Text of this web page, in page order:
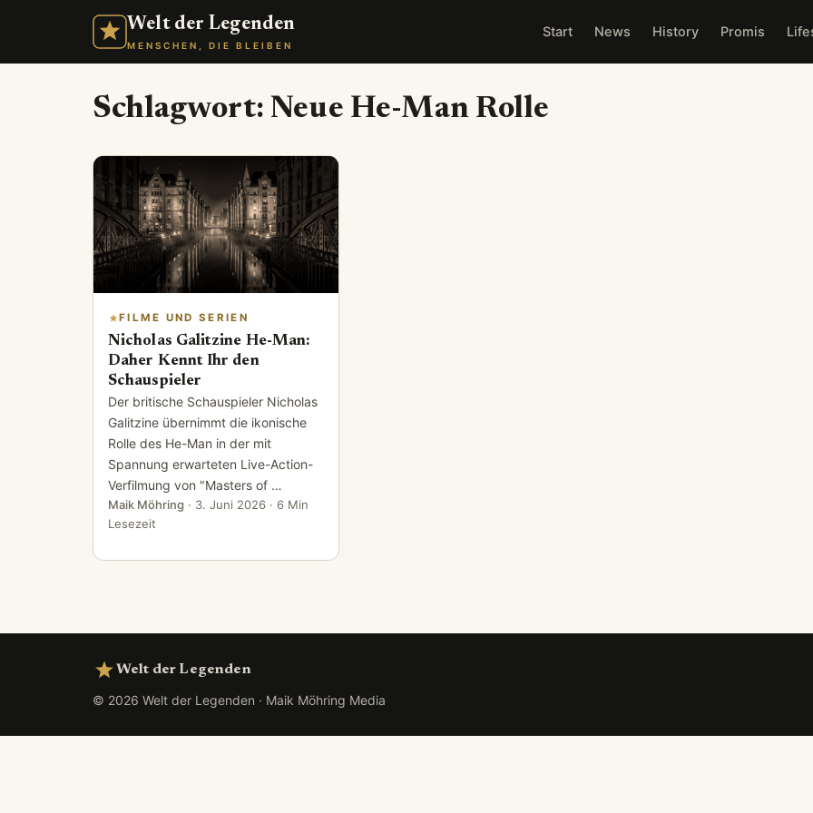
Welt der Legenden
MENSCHEN, DIE BLEIBEN
Start News History Promis
Schlagwort: Neue He-Man Rolle
FILME UND SERIEN
Nicholas Galitzine He-Man:
Daher Kennt Ihr den
Schauspieler
Der britische Schauspieler Nicholas
Galitzine übernimmt die ikonische
Rolle des He-Man in der mit
Spannung erwarteten Live-Action-
Verfilmung von "Masters of …
Maik Möhring · 3. Juni 2026 · 6 Min
Lesezeit
Welt der Legenden
© 2026 Welt der Legenden · Maik Möhring Media